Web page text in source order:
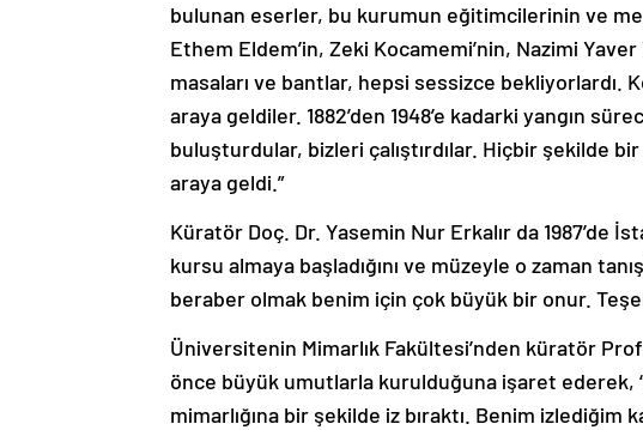
bulunan eserler, bu kurumun eğitimcilerinin ve
Ethem Eldem’in, Zeki Kocamemi’nin, Nazimi
masaları ve bantlar, hepsi sessizce bekliyorlardı.
araya geldiler. 1882’den 1948’e kadarki yangın
buluşturdular, bizleri çalıştırdılar. Hiçbir şekilde
araya geldi.”
Küratör Doç. Dr. Yasemin Nur Erkalır da 1987’de
kursu almaya başladığını ve müzeyle o zaman
beraber olmak benim için çok büyük bir onur.
Üniversitenin Mimarlık Fakültesi’nden küratör Prof.
önce büyük umutlarla kurulduğuna işaret ederek,
mimarlığına bir şekilde iz bıraktı. Benim izlediğim